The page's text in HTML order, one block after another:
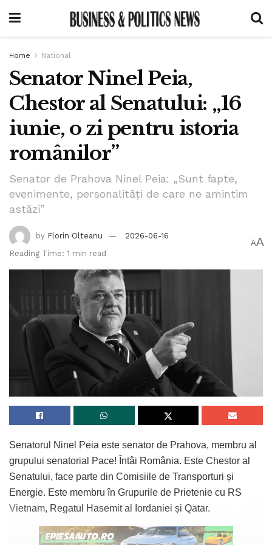
Home National
Senator Ninel Peia,
Chestor al Senatului: „16
iunie, o zi pentru istoria
românilor”
Senator de Prahova Ninel Peia: „Sunt fapte,
evenimente, personalități de care ne amintim
astăzi”
by Florin Olteanu
2026-06-16
Reading Time: 1 min read
AA
Senatorul Ninel Peia este senator de Prahova, membru al
grupului senatorial Pace! Întâi România. Este Chestor al
Senatului, face parte din Comisiile de Transporturi și
Energie. Este membru în Grupurile de Prietenie cu RS
Vietnam, Regatul Hasemit al Iordaniei și Qatar.